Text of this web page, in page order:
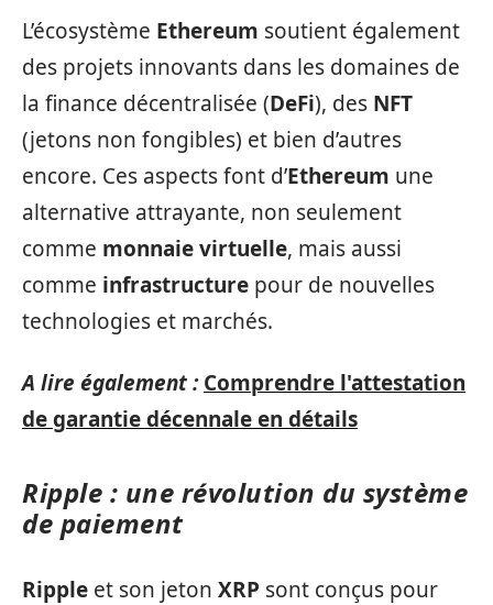
L’écosystème Ethereum soutient également
des projets innovants dans les domaines de
la finance décentralisée (DeFi), des NFT
(jetons non fongibles) et bien d’autres
encore. Ces aspects font d’Ethereum une
alternative attrayante, non seulement
comme monnaie virtuelle, mais aussi
comme infrastructure pour de nouvelles
technologies et marchés.
A lire également : Comprendre l'attestation
de garantie décennale en détails
Ripple : une révolution du système
de paiement
Ripple et son jeton XRP sont conçus pour